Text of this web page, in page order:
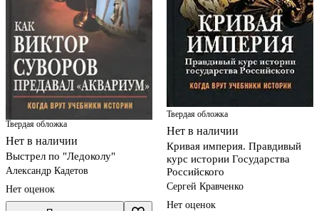
Твердая обложка
Нет в наличии
Выстрел по "Ледоколу"
Александр Кадетов
Нет оценок
Твердая обложка
Нет в наличии
Кривая империя. Правдивый
курс истории Государства
Российского
Сергей Кравченко
Нет оценок